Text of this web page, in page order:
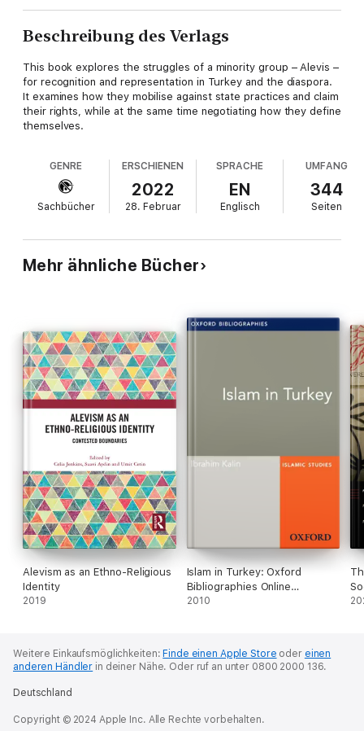
Beschreibung des Verlags
This book explores the struggles of a minority group – Alevis –
for recognition and representation in Turkey and the diaspora.
It examines how they mobilise against state practices and claim
their rights, while at the same time negotiating how they define
themselves.
GENRE
Sachbücher
ERSCHIENEN
2022
28. Februar
SPRACHE
EN
Englisch
UMFANG
344
Seiten
Mehr ähnliche Bücher
Alevism as an Ethno-Religious
Identity
2019
Islam in Turkey: Oxford
Bibliographies Online
Research Guide
2010
Weitere Einkaufsmöglichkeiten:Finde einen Apple Store oder einen
anderen Händler in deiner Nähe. Oder ruf an unter 0800 2000 136.
Deutschland
Copyright © 2024 Apple Inc. Alle Rechte vorbehalten.